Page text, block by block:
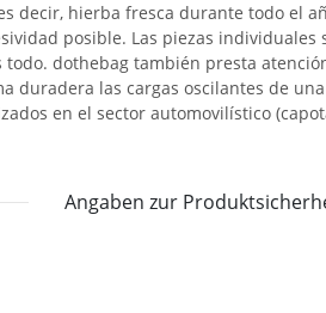
decir, hierba fresca durante todo el
posible. Las piezas
todo. dothebag también presta
las cargas oscilantes de
en el sector automovilístico
Angaben zur